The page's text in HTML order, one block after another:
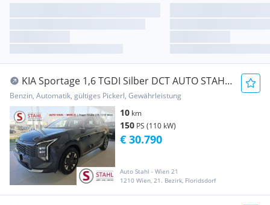
KIA Sportage 1,6 TGDI Silber DCT AUTO STAHL
WIEN 21...
Benzin, Automatik, gültiges Pickerl, Gewährleistung
10 km
150 PS (110 kW)
Auto Stahl - Wien 21
1210 Wien, 21. Bezirk, Floridsdorf
€ 30.790